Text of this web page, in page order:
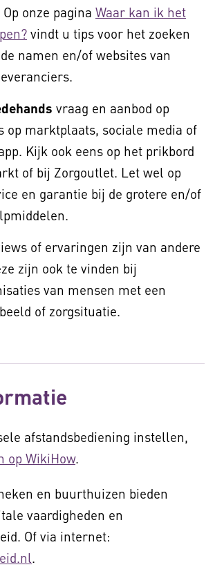
onze pagina Waar kan ik het
vindt u tips voor het zoeken
namen en/of websites van
vraag en aanbod op
marktplaats, sociale media of
Kijk ook eens op het prikbord
of bij Zorgoutlet. Let wel op
en garantie bij de grotere en/of
of ervaringen zijn van andere
zijn ook te vinden bij
van mensen met een
of zorgsituatie.
afstandsbediening instellen,
op WikiHow.
en buurthuizen bieden
vaardigheden en
Of via internet:
.